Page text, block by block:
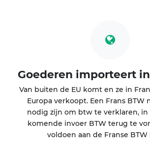
Goederen importeert
Van buiten de EU komt en ze in
Europa verkoopt. Een Frans BTW
nodig zijn om btw te verklaren,
komende invoer BTW terug te
voldoen aan de Franse BTW